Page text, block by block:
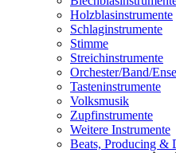
Holzblasinstrumente
Schlaginstrumente
Stimme
Streichinstrumente
Orchester/Band/
Tasteninstrumente
Volksmusik
Zupfinstrumente
Weitere Instrumente
Beats, Producing &